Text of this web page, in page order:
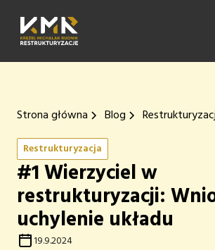
Strona główna Blog
Restrukturyzacja
#1 Wierzyciel w
restrukturyzacji:
uchylenie układu
19.9.2024